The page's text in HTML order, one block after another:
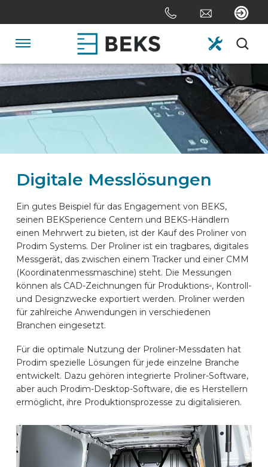
to
Jump
the
navigation
HOME
ÜBER UNS
ANPASSUNG
SEKTOREN
AUTOMARKEN
KONTAKT
ONLINE EINRICHTEN
DE
Digitale Messlösungen
Ein gutes Beispiel für das Engagement von BEKS,
seinen BEKSperience Centern und BEKS-Händlern
einen Mehrwert zu bieten, ist der Kauf des Proliner von
Prodim Systems. Der Proliner ist ein tragbares, digitales
Messgerät, das zwischen einem Tracker und einer CMM
(Koordinatenmessmaschine) steht. Die Messungen
können als CAD-Zeichnungen für Produktions-, Kontroll-
und Designzwecke exportiert werden. Proliner werden
für zahlreiche Anwendungen in verschiedenen
Branchen eingesetzt.
Für die optimale Nutzung der Proliner-Messdaten hat
Prodim spezielle Lösungen für jede einzelne Branche
entwickelt. Dazu gehören integrierte Proliner-Software,
aber auch Prodim-Desktop-Software, die es Herstellern
ermöglicht, ihre Produktionsprozesse zu digitalisieren.